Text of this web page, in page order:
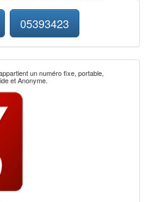
05393423
un numéro fixe, portable,
et Anonyme.